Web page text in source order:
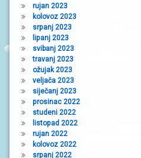
rujan 2023
kolovoz 2023
srpanj 2023
lipanj 2023
svibanj 2023
travanj 2023
ožujak 2023
veljača 2023
siječanj 2023
prosinac 2022
studeni 2022
listopad 2022
rujan 2022
kolovoz 2022
srpanj 2022